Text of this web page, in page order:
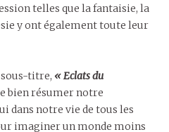
telles que la fantaisie, la
y ont également toute leur
sous-titre, « Eclats du
bien résumer notre
dans notre vie de tous les
imaginer un monde moins